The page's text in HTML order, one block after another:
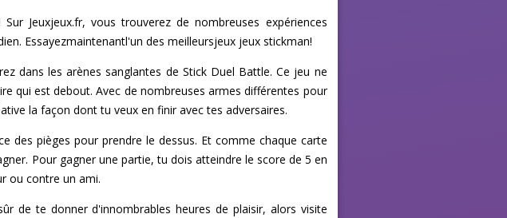
Jeuxjeux.fr, vous trouverez de nombreuses expériences
Essayezmaintenantl'un des meilleursjeux jeux stickman!
dans les arènes sanglantes de Stick Duel Battle. Ce jeu ne
qui est debout. Avec de nombreuses armes différentes pour
la façon dont tu veux en finir avec tes adversaires.
des pièges pour prendre le dessus. Et comme chaque carte
Pour gagner une partie, tu dois atteindre le score de 5 en
ou contre un ami.
de te donner d'innombrables heures de plaisir, alors visite